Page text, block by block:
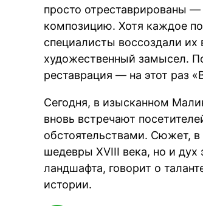
просто отреставрированы
композицию. Хотя каждое
специалисты воссоздали их
художественный замысел.
реставрация — на этот раз
Сегодня, в изысканном
вновь встречают
обстоятельствами. Сюжет, в
шедевры XVIII века, но и дух
ландшафта, говорит о
истории.